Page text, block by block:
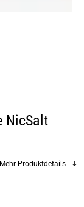
NicSalt
Mehr Produktdetails